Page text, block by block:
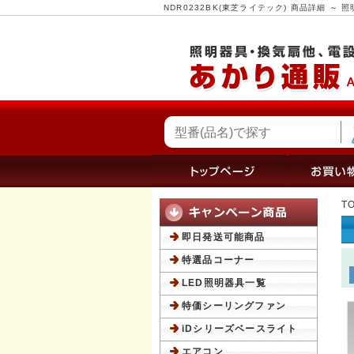
NDR0232BK(東芝ライテック) 商品詳細 ～ 照
即日発送可能商品
特選品コーナー
LED照明器具一覧
特価シーリングファン
iDシリーズベースライト
エアコン